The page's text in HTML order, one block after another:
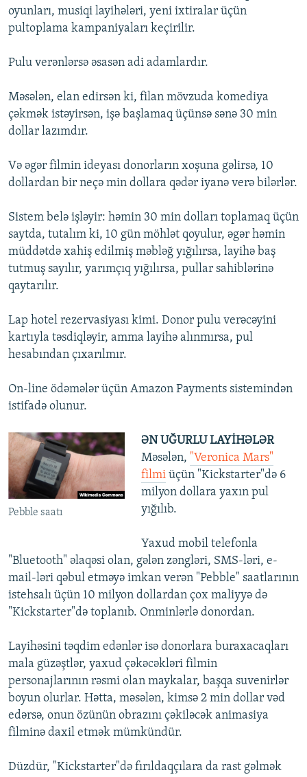
oyunları, musiqi layihələri, yeni ixtiralar üçün
pultoplama kampaniyaları keçirilir.
Pulu verənlərsə əsasən adi adamlardır.
Məsələn, elan edirsən ki, filan mövzuda komediya
çəkmək istəyirsən, işə başlamaq üçünsə sənə 30 min
dollar lazımdır.
Və əgər filmin ideyası donorların xoşuna gəlirsə, 10
dollardan bir neçə min dollara qədər iyanə verə bilərlər.
Sistem belə işləyir: həmin 30 min dolları toplamaq üçün
saytda, tutalım ki, 10 gün möhlət qoyulur, əgər həmin
müddətdə xahiş edilmiş məbləğ yığılırsa, layihə baş
tutmuş sayılır, yarımçıq yığılırsa, pullar sahiblərinə
qaytarılır.
Lap hotel rezervasiyası kimi. Donor pulu verəcəyini
kartıyla təsdiqləyir, amma layihə alınmırsa, pul
hesabından çıxarılmır.
On-line ödəmələr üçün Amazon Payments sistemindən
istifadə olunur.
ƏN UĞURLU LAYİHƏLƏR
Pebble saatı
Məsələn, "Veronica Mars"
filmiüçün "Kickstarter"də 6
milyon dollara yaxın pul
yığılıb.
Yaxud mobil telefonla
"Bluetooth" əlaqəsi olan, gələn zəngləri, SMS-ləri, e-
mail-ləri qəbul etməyə imkan verən "Pebble" saatlarının
istehsalı üçün 10 milyon dollardan çox maliyyə də
"Kickstarter"də toplanıb. Onminlərlə donordan.
Layihəsini təqdim edənlər isə donorlara buraxacaqları
mala güzəştlər, yaxud çəkəcəkləri filmin
personajlarının rəsmi olan maykalar, başqa suvenirlər
boyun olurlar. Hətta, məsələn, kimsə 2 min dollar vəd
edərsə, onun özünün obrazını çəkiləcək animasiya
filminə daxil etmək mümkündür.
Düzdür, "Kickstarter"də fırıldaqçılara da rast gəlmək